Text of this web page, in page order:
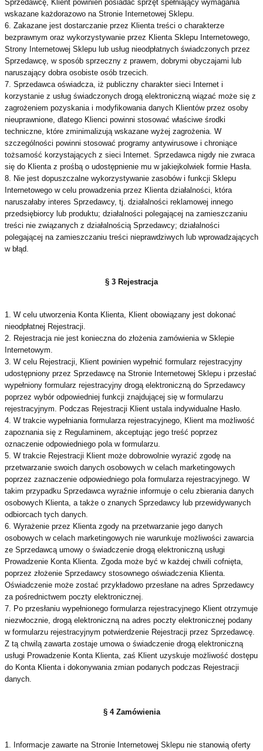
Sprzedawcę, Klient powinien posiadać sprzęt spełniający wymagania
wskazane każdorazowo na Stronie Internetowej Sklepu.
6. Zakazane jest dostarczanie przez Klienta treści o charakterze
bezprawnym oraz wykorzystywanie przez Klienta Sklepu Internetowego,
Strony Internetowej Sklepu lub usług nieodpłatnych świadczonych przez
Sprzedawcę, w sposób sprzeczny z prawem, dobrymi obyczajami lub
naruszający dobra osobiste osób trzecich.
7. Sprzedawca oświadcza, iż publiczny charakter sieci Internet i
korzystanie z usług świadczonych drogą elektroniczną wiązać może się z
zagrożeniem pozyskania i modyfikowania danych Klientów przez osoby
nieuprawnione, dlatego Klienci powinni stosować właściwe środki
techniczne, które zminimalizują wskazane wyżej zagrożenia. W
szczególności powinni stosować programy antywirusowe i chroniące
tożsamość korzystających z sieci Internet. Sprzedawca nigdy nie zwraca
się do Klienta z prośbą o udostępnienie mu w jakiejkolwiek formie Hasła.
8. Nie jest dopuszczalne wykorzystywanie zasobów i funkcji Sklepu
Internetowego w celu prowadzenia przez Klienta działalności, która
naruszałaby interes Sprzedawcy, tj. działalności reklamowej innego
przedsiębiorcy lub produktu; działalności polegającej na zamieszczaniu
treści nie związanych z działalnością Sprzedawcy; działalności
polegającej na zamieszczaniu treści nieprawdziwych lub wprowadzających
w błąd.
§ 3 Rejestracja
1. W celu utworzenia Konta Klienta, Klient obowiązany jest dokonać
nieodpłatnej Rejestracji.
2. Rejestracja nie jest konieczna do złożenia zamówienia w Sklepie
Internetowym.
3. W celu Rejestracji, Klient powinien wypełnić formularz rejestracyjny
udostępniony przez Sprzedawcę na Stronie Internetowej Sklepu i przesłać
wypełniony formularz rejestracyjny drogą elektroniczną do Sprzedawcy
poprzez wybór odpowiedniej funkcji znajdującej się w formularzu
rejestracyjnym. Podczas Rejestracji Klient ustala indywidualne Hasło.
4. W trakcie wypełniania formularza rejestracyjnego, Klient ma możliwość
zapoznania się z Regulaminem, akceptując jego treść poprzez
oznaczenie odpowiedniego pola w formularzu.
5. W trakcie Rejestracji Klient może dobrowolnie wyrazić zgodę na
przetwarzanie swoich danych osobowych w celach marketingowych
poprzez zaznaczenie odpowiedniego pola formularza rejestracyjnego. W
takim przypadku Sprzedawca wyraźnie informuje o celu zbierania danych
osobowych Klienta, a także o znanych Sprzedawcy lub przewidywanych
odbiorcach tych danych.
6. Wyrażenie przez Klienta zgody na przetwarzanie jego danych
osobowych w celach marketingowych nie warunkuje możliwości zawarcia
ze Sprzedawcą umowy o świadczenie drogą elektroniczną usługi
Prowadzenie Konta Klienta. Zgoda może być w każdej chwili cofnięta,
poprzez złożenie Sprzedawcy stosownego oświadczenia Klienta.
Oświadczenie może zostać przykładowo przesłane na adres Sprzedawcy
za pośrednictwem poczty elektronicznej.
7. Po przesłaniu wypełnionego formularza rejestracyjnego Klient otrzymuje
niezwłocznie, drogą elektroniczną na adres poczty elektronicznej podany
w formularzu rejestracyjnym potwierdzenie Rejestracji przez Sprzedawcę.
Z tą chwilą zawarta zostaje umowa o świadczenie drogą elektroniczną
usługi Prowadzenie Konta Klienta, zaś Klient uzyskuje możliwość dostępu
do Konta Klienta i dokonywania zmian podanych podczas Rejestracji
danych.
§ 4 Zamówienia
1. Informacje zawarte na Stronie Internetowej Sklepu nie stanowią oferty